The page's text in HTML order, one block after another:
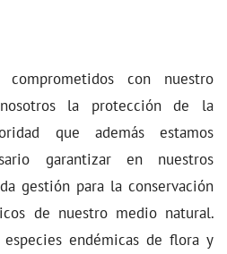
comprometidos con nuestro
la protección de la
que ademásestamos
garantizar en nuestros
gestión para la conservación
de nuestro medio natural.
endémicas de flora y